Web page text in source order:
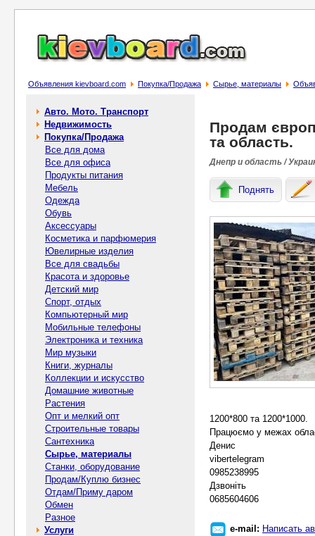
Объявления kievboard.com Покупка/Продажа Сырье, материалы
Авто. Мото. Транспорт
Недвижимость
Покупка/Продажа
Все для дома
Все для офиса
Продукты питания
Мебель
Одежда
Обувь
Аксессуары
Косметика и парфюмерия
Ювелирные изделия
Все для свадьбы
Красота и здоровье
Детский мир
Спорт, отдых
Компьютерный мир
Мобильные телефоны
Электроника и техника
Мир музыки
Книги, журналы
Коллекции и искусство
Домашние животные
Растения
Опт и мелкий опт
Строительные товары
Сантехника
Сырье, материалы
Станки, оборудование
Продам/Куплю бизнес
Отдам/Приму даром
Обмен
Разное
Услуги
Продам
та область.
Днепр и область /
Поднять
1200*800 та 1200*1000.
Працюємо у межах
Денис
vibertelegram
0985238995
Дзвоніть
0685604606
e-mail: Написать